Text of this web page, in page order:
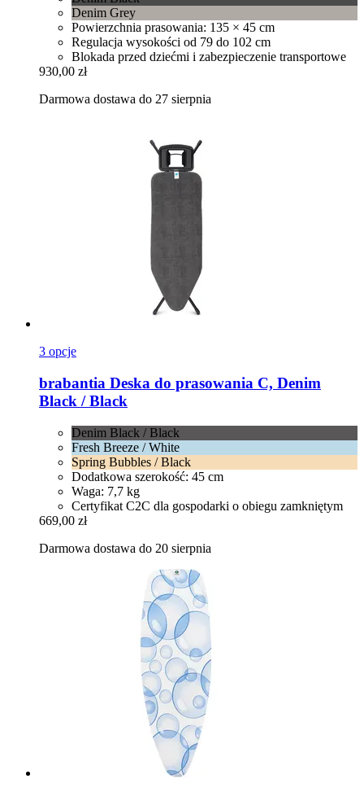
Denim Grey
Powierzchnia prasowania: 135 × 45 cm
Regulacja wysokości od 79 do 102 cm
Blokada przed dziećmi i zabezpieczenie transportowe
930,00 zł
Darmowa dostawa do 27 sierpnia
3 opcje
brabantia Deska do prasowania C, Denim
Black / Black
Denim Black / Black
Fresh Breeze / White
Spring Bubbles / Black
Dodatkowa szerokość: 45 cm
Waga: 7,7 kg
Certyfikat C2C dla gospodarki o obiegu zamkniętym
669,00 zł
Darmowa dostawa do 20 sierpnia